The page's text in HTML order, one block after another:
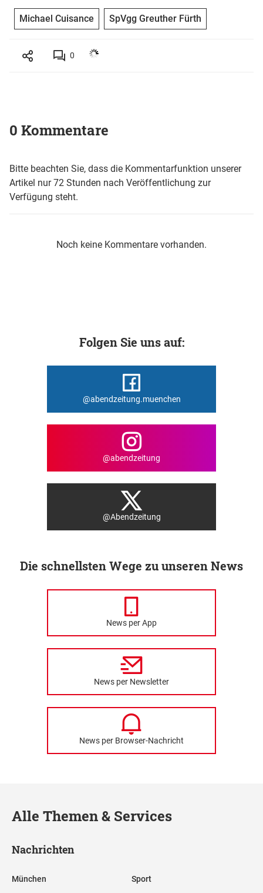
Michael Cuisance SpVgg Greuther Fürth
0
0 Kommentare
Bitte beachten Sie, dass die Kommentarfunktion unserer
Artikel nur 72 Stunden nach Veröffentlichung zur
Verfügung steht.
Noch keine Kommentare vorhanden.
Folgen Sie uns auf:
@abendzeitung.muenchen
@abendzeitung
@Abendzeitung
Die schnellsten Wege zu unseren News
News per App
News per Newsletter
News per Browser-Nachricht
Alle Themen & Services
Nachrichten
München Sport